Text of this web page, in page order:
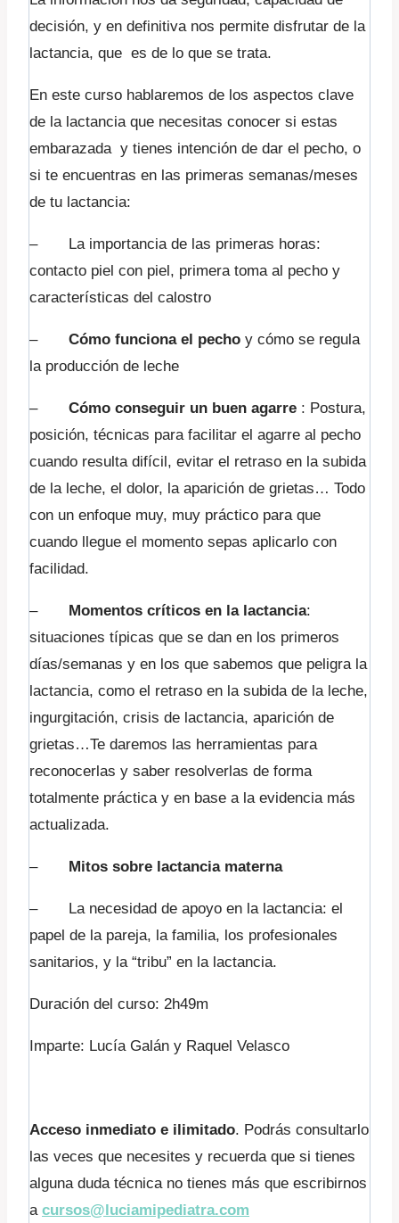
decisión, y en definitiva nos permite disfrutar de la
lactancia, que es de lo que se trata.
En este curso hablaremos de los aspectos clave
de la lactancia que necesitas conocer si estas
embarazada y tienes intención de dar el pecho, o
si te encuentras en las primeras semanas/meses
de tu lactancia:
– La importancia de las primeras horas:
contacto piel con piel, primera toma al pecho y
características del calostro
– Cómo funciona el pecho y cómo se regula
la producción de leche
– Cómo conseguir un buen agarre : Postura,
posición, técnicas para facilitar el agarre al pecho
cuando resulta difícil, evitar el retraso en la subida
de la leche, el dolor, la aparición de grietas… Todo
con un enfoque muy, muy práctico para que
cuando llegue el momento sepas aplicarlo con
facilidad.
– Momentos críticos en la lactancia:
situaciones típicas que se dan en los primeros
días/semanas y en los que sabemos que peligra la
lactancia, como el retraso en la subida de la leche,
ingurgitación, crisis de lactancia, aparición de
grietas…Te daremos las herramientas para
reconocerlas y saber resolverlas de forma
totalmente práctica y en base a la evidencia más
actualizada.
– Mitos sobre lactancia materna
– La necesidad de apoyo en la lactancia: el
papel de la pareja, la familia, los profesionales
sanitarios, y la “tribu” en la lactancia.
Duración del curso: 2h49m
Imparte: Lucía Galán y Raquel Velasco
Acceso inmediato e ilimitado. Podrás consultarlo
las veces que necesites y recuerda que si tienes
alguna duda técnica no tienes más que escribirnos
a cursos@luciamipediatra.com